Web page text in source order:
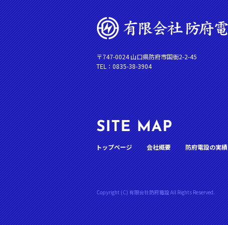
トップページ 会社概要 防府電設の実績
〒747-0024 山口県防府市国衙2-2-45
TEL：0835-38-3904
Copyright (C) 有限会社防府電設 All Rights Reserved.